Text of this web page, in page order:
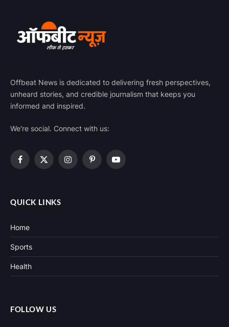
Offbeat News is dedicated to delivering fresh perspectives,
unheard stories, and credible journalism that keeps you
informed and inspired.
We're social. Connect with us:
Facebook
X
InstagramPinterestYouTube
QUICK LINKS
Home
Sports
Health
FOLLOW US